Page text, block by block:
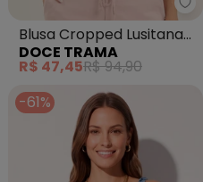
- Blusa Feminina em
Blusa Cropped Lusitana
em Malha (Branco)
DOCE TRAMA
R$ 47,45R$ 94,90
-61%